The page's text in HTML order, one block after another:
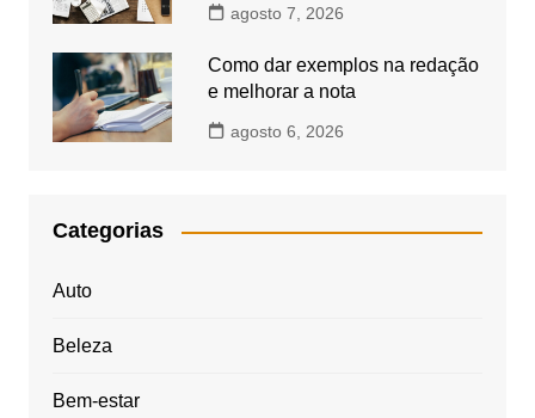
agosto 7, 2026
Como dar exemplos na redação
e melhorar a nota
agosto 6, 2026
Categorias
Auto
Beleza
Bem-estar